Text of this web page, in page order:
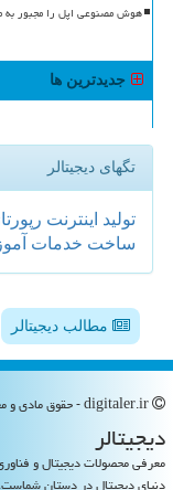
هوش مصنوعی اپل را مجبور به
جدیدترین ها
تگهای دیجیتالر
تولید اینترنت
ساخت خدمات
مطالب دیجیتالر
دیجیتالر
معرفی محصولات دیجیتال و
دنیای دیجیتال در دستان شماست.